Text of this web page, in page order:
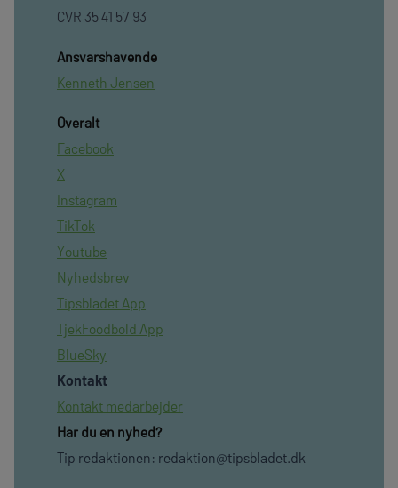
CVR 35 41 57 93
Ansvarshavende
Kenneth Jensen
Overalt
Facebook
X
Instagram
TikTok
Youtube
Nyhedsbrev
Tipsbladet App
TjekFoodbold App
BlueSky
Kontakt
Kontakt medarbejder
Har du en nyhed?
Tip redaktionen: redaktion@tipsbladet.dk